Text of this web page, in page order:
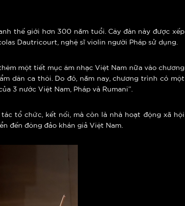
thế giới hơn 300 năm tuổi. Cây đàn này được xếp
Dautricourt, nghệ sĩ violin người Pháp sử dụng.
một tiết mục âm nhạc Việt Nam nữa vào chương
dân ca thôi. Do đó, năm nay, chương trình có một
3 nước Việt Nam, Pháp và Rumani”.
tổ chức, kết nối, mà còn là nhà hoạt động xã hội
đến đông đảo khán giả Việt Nam.